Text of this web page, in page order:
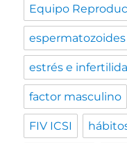
Equipo
espermatozoides
estrés e
factor masculino
FIV ICSI